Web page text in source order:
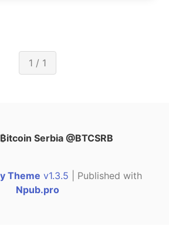
1 / 1
₿itcoin Serbia @BTCSRB
Theme v1.3.5 | Published with
Npub.pro